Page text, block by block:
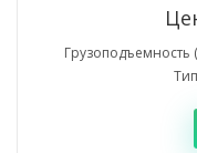
Грузоподъемность